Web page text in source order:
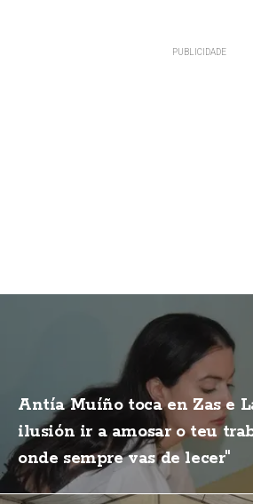
Antía Muíño toca en Zas e
ilusión ir a amosar o teu
onde sempre vas de lecer"